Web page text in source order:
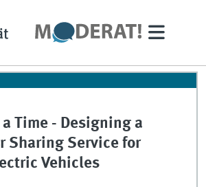
Time - Designing a
Sharing Service for
Vehicles